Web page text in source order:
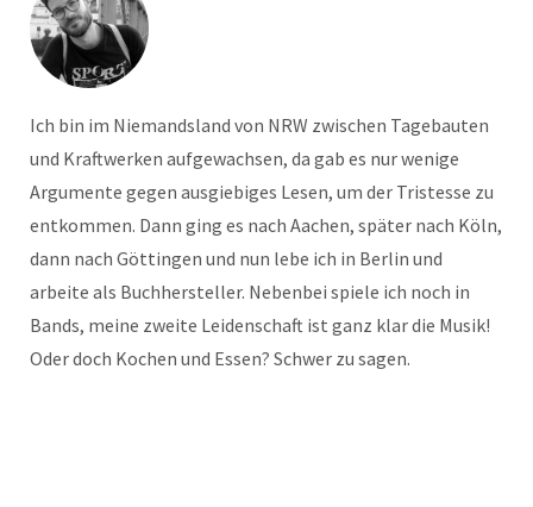
Ich bin im Niemandsland von NRW zwischen Tagebauten
und Kraftwerken aufgewachsen, da gab es nur wenige
Argumente gegen ausgiebiges Lesen, um der Tristesse zu
entkommen. Dann ging es nach Aachen, später nach Köln,
dann nach Göttingen und nun lebe ich in Berlin und
arbeite als Buchhersteller. Nebenbei spiele ich noch in
Bands, meine zweite Leidenschaft ist ganz klar die Musik!
Oder doch Kochen und Essen? Schwer zu sagen.